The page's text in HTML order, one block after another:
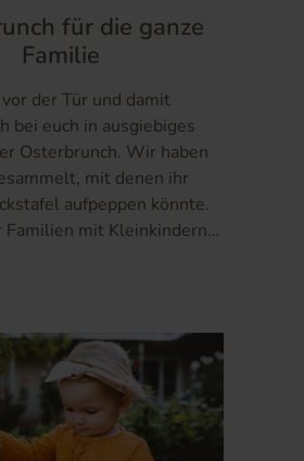
für die ganze
Familie
der Tür und damit
bei euch in ausgiebiges
Osterbrunch. Wir haben
mit denen ihr
aufpeppen könnte.
Familien mit Kleinkindern…